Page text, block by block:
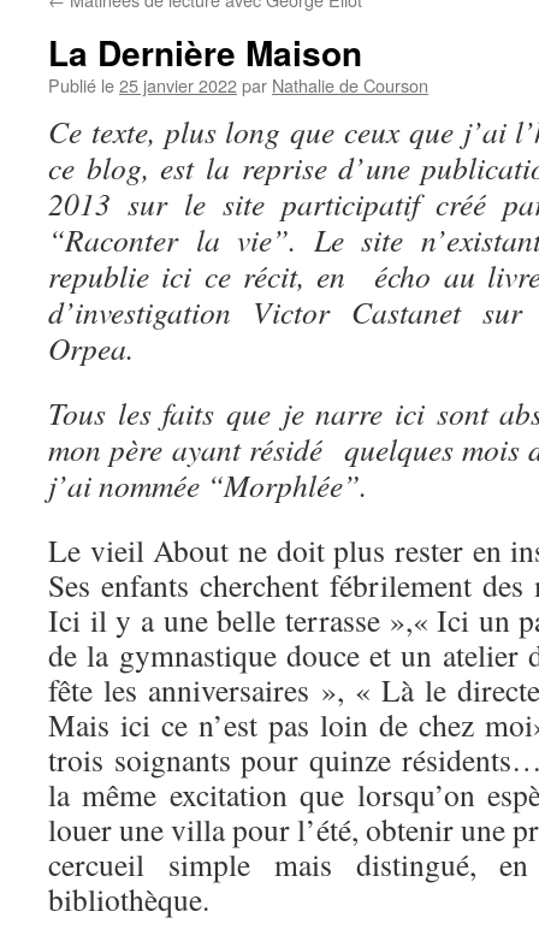
La Dernière Maison
Publié le25 janvier 2022par Nathalie de Courson
Ce texte, plus long que ceux que j’ai
ce blog, est la reprise d’une
2013 sur le site participatif créé
“Raconter la vie”. Le site
republie ici ce récit, en écho au
d’investigation Victor Castanet
Orpea.
Tous les faits que je narre ici sont
mon père ayant résidé quelques mois
j’ai nommée “Morphlée”.
Le vieil About ne doit plus rester en
Ses enfants cherchent fébrilement
Ici il y a une belle terrasse »,« Ici un
de la gymnastique douce et un atelier
fête les anniversaires », « Là le
Mais ici ce n’est pas loin de chez
trois soignants pour quinze
la même excitation que lorsqu’on
louer une villa pour l’été, obtenir une
cercueil simple mais distingué,
bibliothèque.